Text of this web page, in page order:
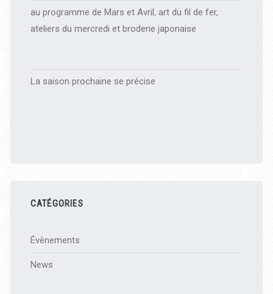
au programme de Mars et Avril, art du fil de fer,
ateliers du mercredi et broderie japonaise
La saison prochaine se précise
CATÉGORIES
Évènements
News